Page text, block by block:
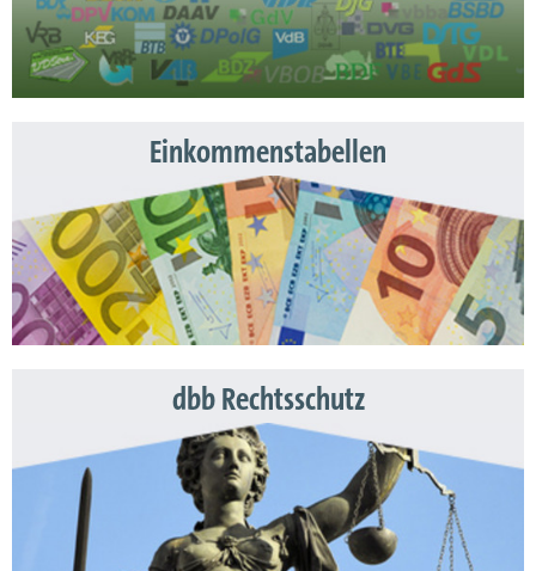
Einkommenstabellen
dbb Rechtsschutz